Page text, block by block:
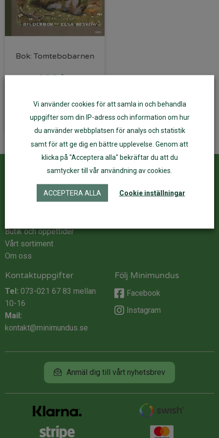
Bok: Tomtebobarnen
290kr
Lägg till i varukorg
Kontakta oss
Butik och öppettider
Vårt sortiment
Om oss
Logga in
Kontaktuppgifter
Tel: 073-021 67 83 mellan
10-16
Mail:
kontakt@minimundus.se
Följ Minimundus
Facebook
Instagram
Anmäl dig till vårt nyhetsbrev
Vi använder cookies för att samla in och behandla
uppgifter som din IP-adress och information om hur
du använder webbplatsen för analys och statistik
samt för att ge dig en bättre upplevelse. Genom att
klicka på "Acceptera alla" bekräftar du att du
samtycker till vår användning av cookies.
ACCEPTERA ALLA Cookie inställningar